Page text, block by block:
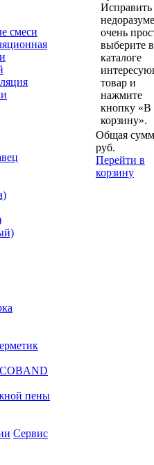
смеси
пены
Сервис
Исправить
очень
выберите в
каталоге
товар и
нажмите
кнопку «В
корзину».
Общая
руб.
Перейти в
корзину